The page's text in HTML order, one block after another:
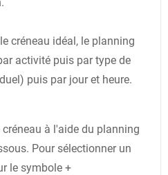
créneau idéal, le planning
activité puis par type de
puis par jour et heure.
à l'aide du planning
Pour sélectionner un
le symbole +